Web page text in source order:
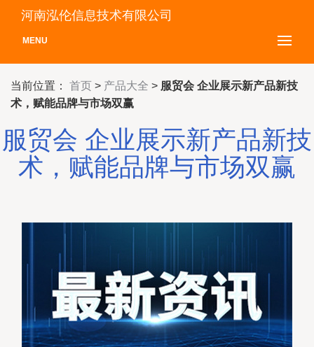
河南泓伦信息技术有限公司
MENU
当前位置： 首页 > 产品大全 > 服贸会 企业展示新产品新技
术，赋能品牌与市场双赢
服贸会 企业展示新产品新技
术，赋能品牌与市场双赢